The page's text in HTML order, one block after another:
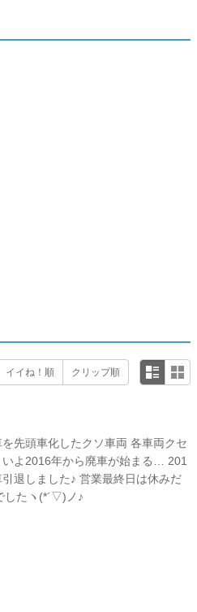
イイね！順 クリップ順
先頭車化したクソ車両 各車両クセ
いよ2016年から廃車が始まる… 201
退しました♪ 営業最終日は休みだ
したヽ(*´▽)ノ♪